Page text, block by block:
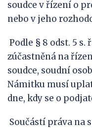
soudce v řízení o
nebo v jeho
Podle § 8 odst. 5 s.
zúčastněná na
soudce, soudní
Námitku musí
dne, kdy se o
Součástí práva na